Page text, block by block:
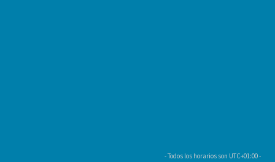
- Todos los horarios son UTC+01:00-